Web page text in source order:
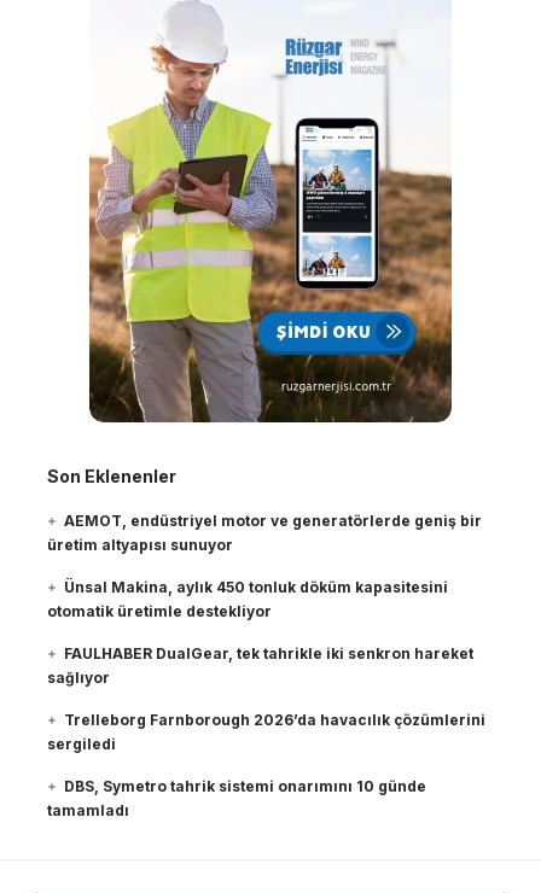
Son Eklenenler
AEMOT, endüstriyel motor ve generatörlerde geniş bir
üretim altyapısı sunuyor
Ünsal Makina, aylık 450 tonluk döküm kapasitesini
otomatik üretimle destekliyor
FAULHABER DualGear, tek tahrikle iki senkron hareket
sağlıyor
Trelleborg Farnborough 2026’da havacılık çözümlerini
sergiledi
DBS, Symetro tahrik sistemi onarımını 10 günde
tamamladı